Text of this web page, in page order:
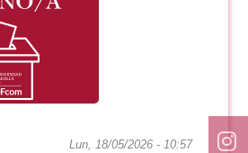
Lun, 18/05/2026 - 10:57